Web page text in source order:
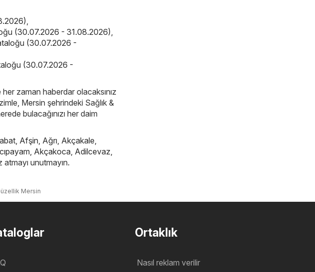
,
(30.07.2026 - 31.08.2026),
(30.07.2026 -
(30.07.2026 -
zaman haberdar olacaksınız
Mersin şehrindeki Sağlık &
bulacağınızı her daim
, Afşin, Ağrı, Akçakale,
, Akçakoca, Adilcevaz,
unutmayın.
Mersin
Ortaklık
Nasıl reklam verilir